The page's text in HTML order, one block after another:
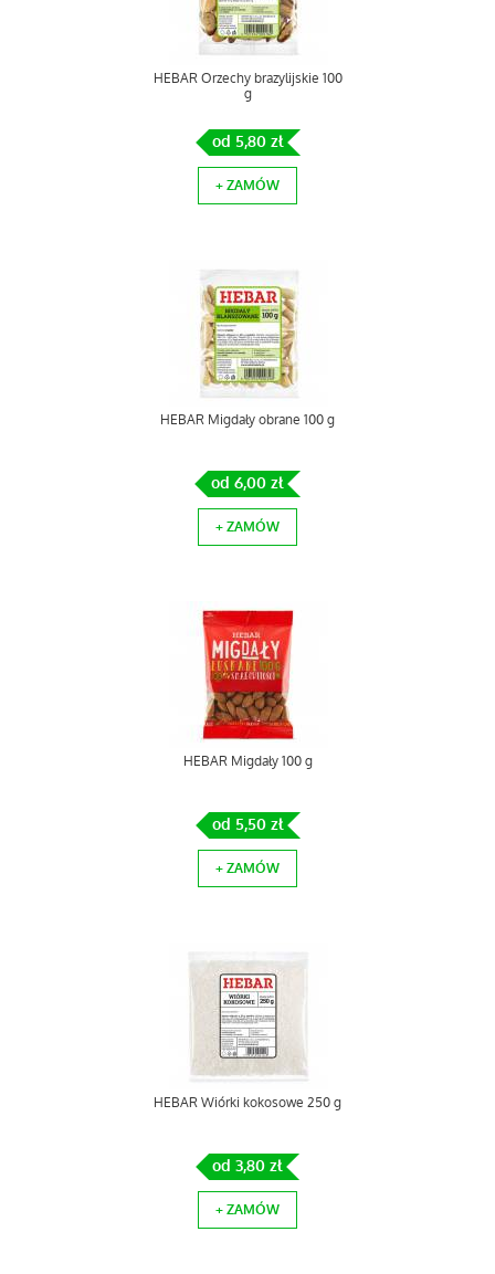
HEBAR Orzechy brazylijskie 100
g
od 5,80 zł
+ ZAMÓW
HEBAR Migdały obrane 100 g
od 6,00 zł
+ ZAMÓW
HEBAR Migdały 100 g
od 5,50 zł
+ ZAMÓW
HEBAR Wiórki kokosowe 250 g
od 3,80 zł
+ ZAMÓW